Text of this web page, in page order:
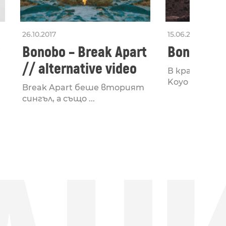
26.10.2017
Bonobo – Break Apart
// alternative video
Break Apart беше вторият
сингъл, а също ...
15.06.2017
Bonobo –
В края на
Koyo Ganda ...